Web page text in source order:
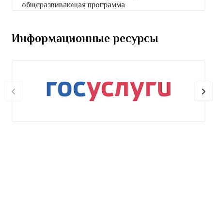
общеразвивающая программа
Информационные ресурсы